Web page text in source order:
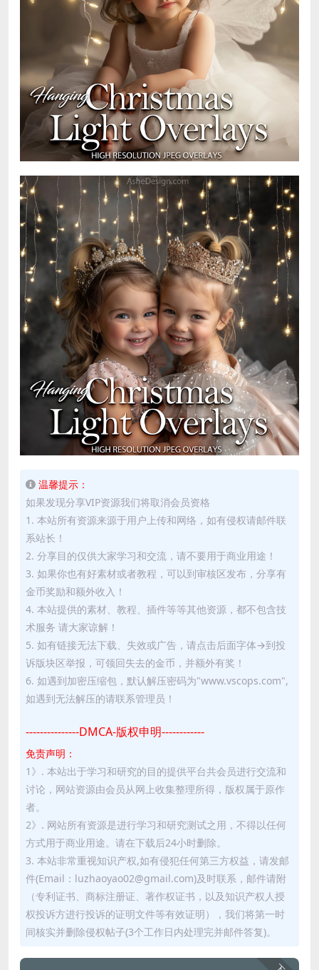
温馨提示：
如果发现分享VIP资源我们将取消会员资格
1. 本站所有资源来源于用户上传和网络，如有侵权请邮件联
系站长！
2. 分享目的仅供大家学习和交流，请不要用于商业用途！
3. 如果你也有好素材或者教程，可以到审核区发布，分享有
金币奖励和额外收入！
4. 本站提供的素材、教程、插件等等其他资源，都不包含技
术服务 请大家谅解！
5. 如有链接无法下载、失效或广告，请点击后面字体→到投
诉版块区举报，可领回失去的金币，并额外有奖！
6. 如遇到加密压缩包，默认解压密码为"www.vscops.com",
如遇到无法解压的请联系管理员！
---------------DMCA-版权申明------------
免责声明：
1》. 本站出于学习和研究的目的提供平台共会员进行交流和
讨论，网站资源由会员从网上收集整理所得，版权属于原作
者。
2》. 网站所有资源是进行学习和研究测试之用，不得以任何
方式用于商业用途。请在下载后24小时删除。
3. 本站非常重视知识产权,如有侵犯任何第三方权益，请发邮
件(Email：luzhaoyao02@gmail.com)及时联系，邮件请附
（专利证书、商标注册证、著作权证书，以及知识产权人授
权投诉方进行投诉的证明文件等有效证明），我们将第一时
间核实并删除侵权帖子(3个工作日内处理完并邮件答复)。